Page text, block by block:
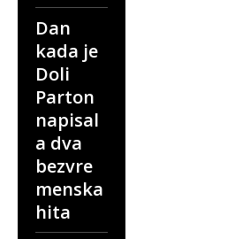
Dan
kada je
Doli
Parton
napisal
a dva
bezvre
menska
hita